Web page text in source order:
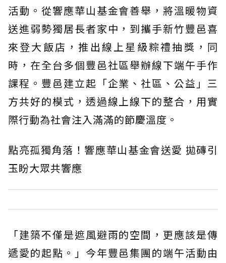
活動。從響應華山基金會善舉，將溫暖物資
送進弱勢獨居長者家中，到攜手新竹豐邑喜
來登大飯店，推出線上星級粽禮抽獎，同
時，在全台多個豐邑社區舉辦線下端午手作
課程。豐邑建立起「企業、社區、公益」三
方共好的模式，透過線上線下的整合，用實
際行動為社會注入滿滿的節慶溫度。
點亮孤獨角落！響應華山基金會送愛 拋磚引
玉盼大眾共響應
「建築不僅是遮風避雨的空間，更應該是傳
遞愛的起點。」今年豐邑集團的端午活動由